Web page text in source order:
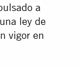
a
ley de
vigor en